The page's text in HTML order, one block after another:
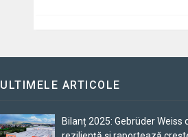
ULTIMELE ARTICOLE
Bilanț 2025: Gebrüder